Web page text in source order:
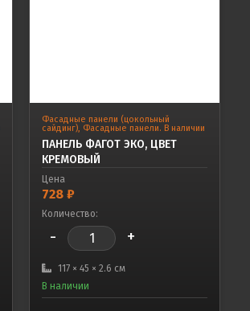
Фасадные панели (цокольный
сайдинг), Фасадные панели. В наличии
ПАНЕЛЬ ФАГОТ ЭКО, ЦВЕТ
КРЕМОВЫЙ
Цена
728 ₽
Количество:
- +
117 × 45 × 2.6 см
В наличии